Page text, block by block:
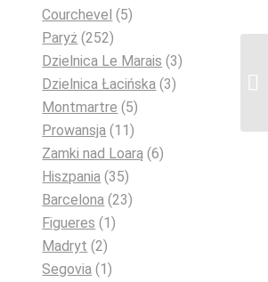
Courchevel (5)
Paryż (252)
Dzielnica Le Marais (3)
Dzielnica Łacińska (3)
Montmartre (5)
Prowansja (11)
Zamki nad Loarą (6)
Hiszpania (35)
Barcelona (23)
Figueres (1)
Madryt (2)
Segovia (1)